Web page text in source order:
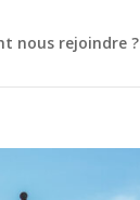
nous rejoindre ?